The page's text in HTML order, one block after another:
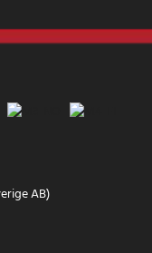
AB)